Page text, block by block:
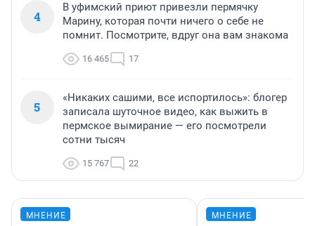
4
В уфимский приют привезли пермячку
Марину, которая почти ничего о себе не
помнит. Посмотрите, вдруг она вам знакома
16 465 17
5
«Никаких сашими, все испортилось»: блогер
записала шуточное видео, как выжить в
пермское вымирание — его посмотрели
сотни тысяч
15 767 22
МНЕНИЕ МНЕНИЕ